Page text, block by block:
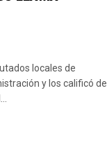
locales de
y los calificó de